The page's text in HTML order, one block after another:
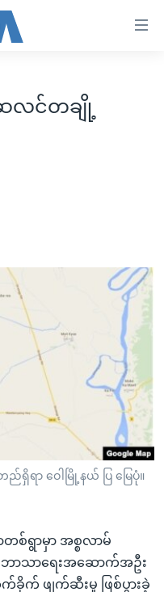
လင်တချို့
ရှိရာ ဝေါမြို့နယ် ပြ မြေပုံ။
စ်ရွာမှာ အစ္စလာမ်
ာသာရေးအဆောက်အဦး
ဖျက်ဆီးမှု ဖြစ်ပွားခဲ့